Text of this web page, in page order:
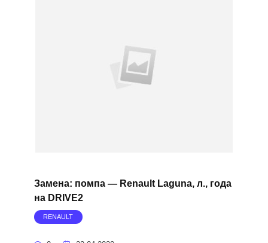
Замена: помпа — Renault Laguna, л., года
на DRIVE2
RENAULT